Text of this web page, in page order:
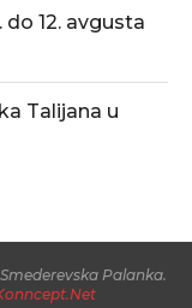
12. avgusta
Talijana u
Smederevska Palanka.